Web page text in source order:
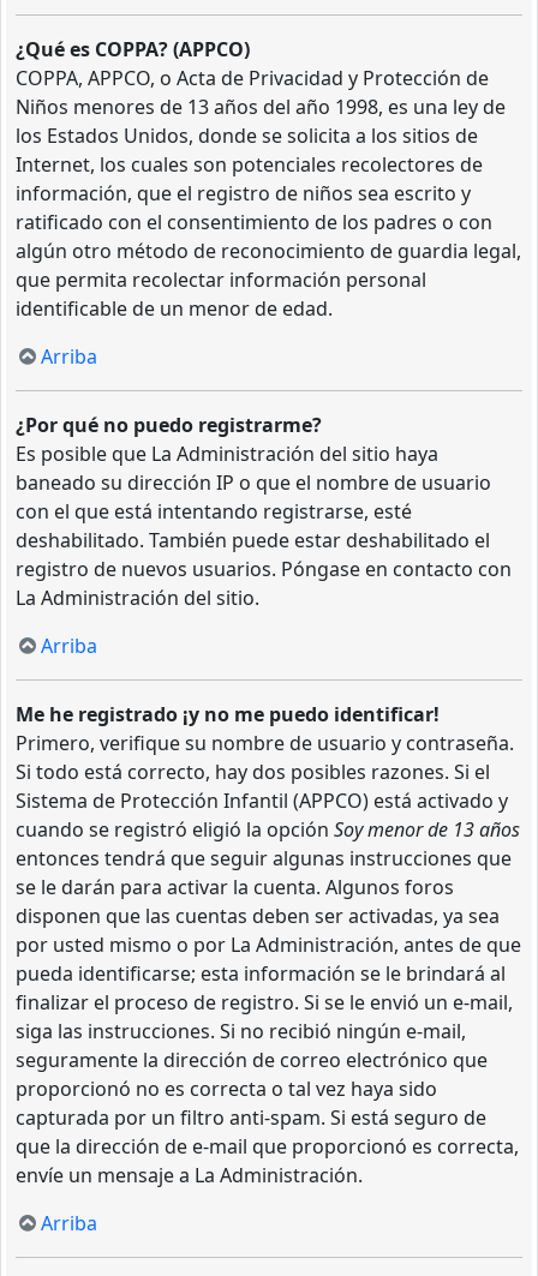
¿Qué es COPPA? (APPCO)
COPPA, APPCO, o Acta de Privacidad y Protección de
Niños menores de 13 años del año 1998, es una ley de
los Estados Unidos, donde se solicita a los sitios de
Internet, los cuales son potenciales recolectores de
información, que el registro de niños sea escrito y
ratificado con el consentimiento de los padres o con
algún otro método de reconocimiento de guardia legal,
que permita recolectar información personal
identificable de un menor de edad.
Arriba
¿Por qué no puedo registrarme?
Es posible que La Administración del sitio haya
baneado su dirección IP o que el nombre de usuario
con el que está intentando registrarse, esté
deshabilitado. También puede estar deshabilitado el
registro de nuevos usuarios. Póngase en contacto con
La Administración del sitio.
Arriba
Me he registrado ¡y no me puedo identificar!
Primero, verifique su nombre de usuario y contraseña.
Si todo está correcto, hay dos posibles razones. Si el
Sistema de Protección Infantil (APPCO) está activado y
cuando se registró eligió la opción Soy menor de 13 años
entonces tendrá que seguir algunas instrucciones que
se le darán para activar la cuenta. Algunos foros
disponen que las cuentas deben ser activadas, ya sea
por usted mismo o por La Administración, antes de que
pueda identificarse; esta información se le brindará al
finalizar el proceso de registro. Si se le envió un e-mail,
siga las instrucciones. Si no recibió ningún e-mail,
seguramente la dirección de correo electrónico que
proporcionó no es correcta o tal vez haya sido
capturada por un filtro anti-spam. Si está seguro de
que la dirección de e-mail que proporcionó es correcta,
envíe un mensaje a La Administración.
Arriba